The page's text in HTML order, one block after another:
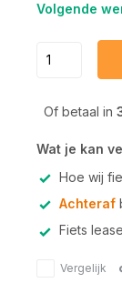
Volgende
Of betaal in
Wat je kan
Hoe wij
Achteraf
Fiets
Vergelijk